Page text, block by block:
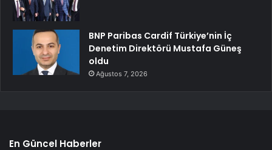
BNP Paribas Cardif Türkiye’nin İç
Denetim Direktörü Mustafa Güneş
oldu
Ağustos 7, 2026
En Güncel Haberler